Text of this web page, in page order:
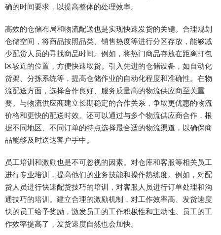
确的时间要求，以提高整体的处理效率。
高效的仓储布局和物流配送也是实现快速发货的关键。合理规划
仓储空间，将商品按照品类、销售热度等进行分区存放，能够减
少配货人员的寻找商品时间。例如，将热门商品存放在距离打包
区较近的位置，方便快速取货。引入先进的仓储设备，如自动化
货架、分拣系统等，提高仓储作业的自动化程度和准确性。在物
流配送方面，选择合作良好、服务质量高的物流供应商至关重
要。与物流供应商建立长期稳定的合作关系，争取更优惠的物流
价格和更快的配送时效。还可以通过与多个物流供应商合作，根
据不同地区、不同订单的特点选择最合适的物流渠道，以确保商
品能够及时送达客户手中。
员工培训和激励也是不可忽视的因素。对仓库和客服等相关员工
进行专业培训，提高他们的业务技能和操作熟练度。例如，对配
货人员进行快速配货技巧的培训，对客服人员进行订单处理和沟
通技巧的培训。建立合理的激励机制，对工作效率高、发货速度
快的员工给予奖励，激发员工的工作积极性和主动性。员工的工
作效率提高了，发货速度自然也会加快。